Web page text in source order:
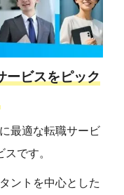
ービスをピック
最適な転職サービ
です。
ントを中心とした